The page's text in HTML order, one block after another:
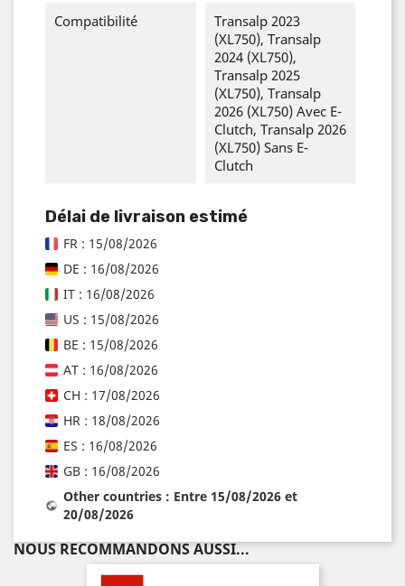
Compatibilité
Transalp 2023
(XL750), Transalp
2024 (XL750),
Transalp 2025
(XL750), Transalp
2026 (XL750) Avec E-
Clutch, Transalp 2026
(XL750) Sans E-
Clutch
Délai de livraison estimé
FR : 15/08/2026
DE : 16/08/2026
IT : 16/08/2026
US : 15/08/2026
BE : 15/08/2026
AT : 16/08/2026
CH : 17/08/2026
HR : 18/08/2026
ES : 16/08/2026
GB : 16/08/2026
Other countries : Entre 15/08/2026 et
20/08/2026
NOUS RECOMMANDONS AUSSI...